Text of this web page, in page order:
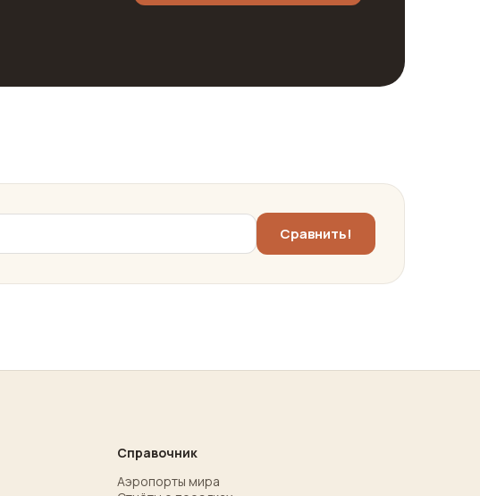
Справочник
Аэропорты мира